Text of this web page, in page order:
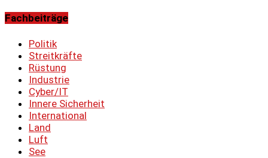
Fachbeiträge
Politik
Streitkräfte
Rüstung
Industrie
Cyber/IT
Innere Sicherheit
International
Land
Luft
See